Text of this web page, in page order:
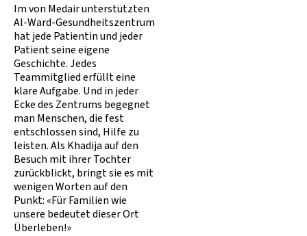
Im von Medair unterstützten
Al-Ward-Gesundheitszentrum
hat jede Patientin und jeder
Patient seine eigene
Geschichte. Jedes
Teammitglied erfüllt eine
klare Aufgabe. Und in jeder
Ecke des Zentrums begegnet
man Menschen, die fest
entschlossen sind, Hilfe zu
leisten. Als Khadija auf den
Besuch mit ihrer Tochter
zurückblickt, bringt sie es mit
wenigen Worten auf den
Punkt: «Für Familien wie
unsere bedeutet dieser Ort
Überleben!»